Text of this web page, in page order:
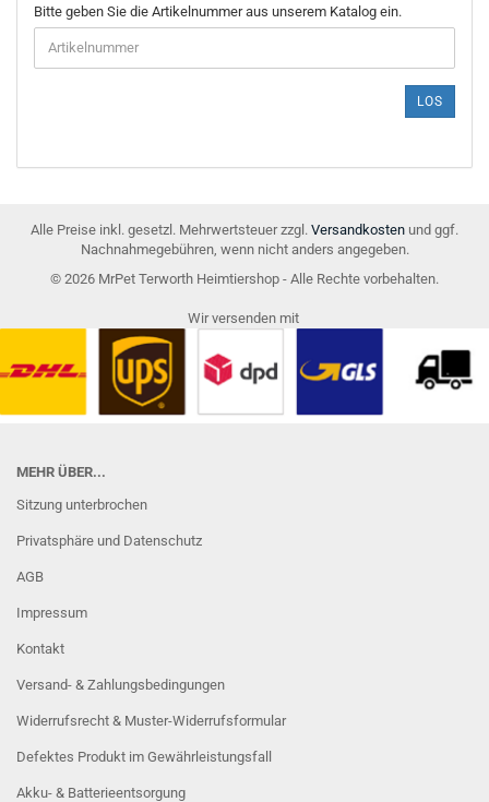
BITTE
GEBEN
SIE
DIE
EIN.
Bitte geben Sie die Artikelnummer aus unserem Katalog ein.
LOS
Alle Preise inkl. gesetzl. Mehrwertsteuer zzgl. Versandkosten und ggf.
Nachnahmegebühren, wenn nicht anders angegeben.
© 2026 MrPet Terworth Heimtiershop - Alle Rechte vorbehalten.
Wir versenden mit
MEHR ÜBER...
Sitzung unterbrochen
Privatsphäre und Datenschutz
AGB
Impressum
Kontakt
Versand- & Zahlungsbedingungen
Widerrufsrecht & Muster-Widerrufsformular
Defektes Produkt im Gewährleistungsfall
Akku- & Batterieentsorgung